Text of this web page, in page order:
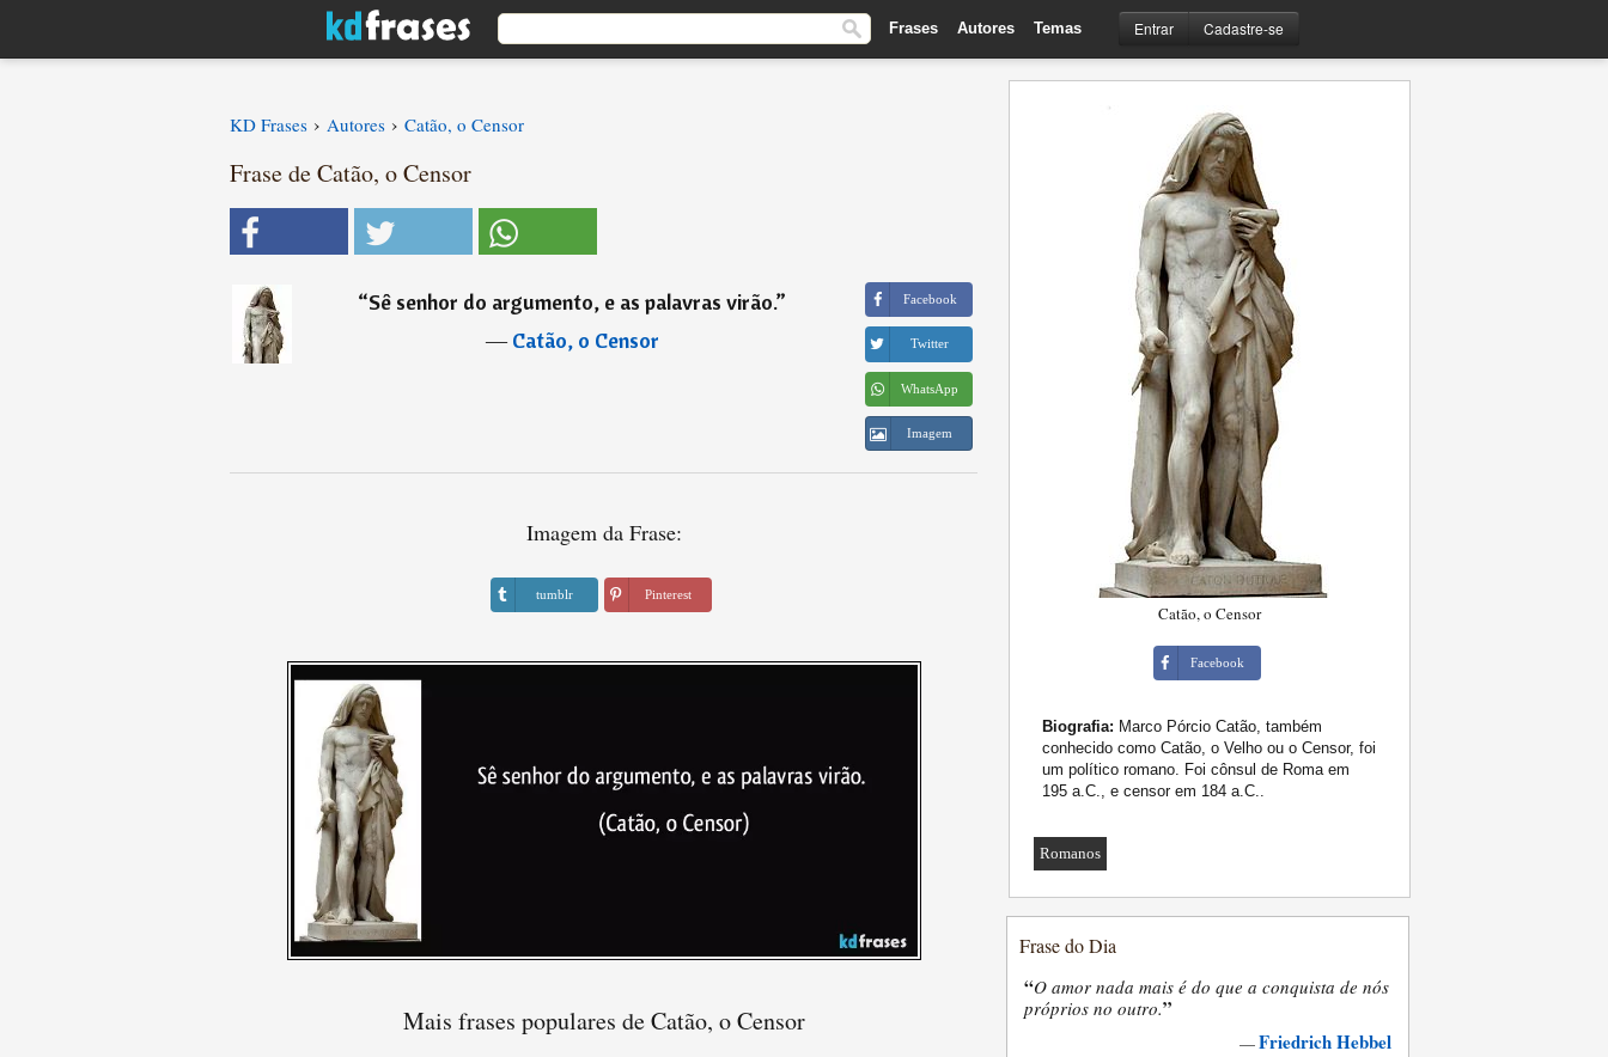
Frases Autores Temas Entrar Cadastre-se
KD Frases › Autores › Catão, o Censor
Frase de Catão, o Censor
“Sê senhor do argumento, e as palavras virão.”
―Catão, o Censor
Facebook
Twitter
WhatsApp
Imagem
Imagem da Frase:
tumblr Pinterest
Mais frases populares de Catão, o Censor
Catão, o Censor
Facebook
Biografia: Marco Pórcio Catão, também
conhecido como Catão, o Velho ou o Censor, foi
um político romano. Foi cônsul de Roma em
195 a.C., e censor em 184 a.C..
Romanos
Frase do Dia
“O amor nada mais é do que a conquista de nós
próprios no outro.”
—Friedrich Hebbel